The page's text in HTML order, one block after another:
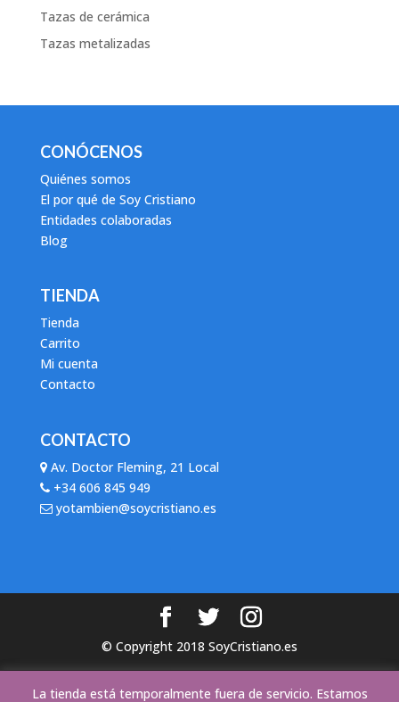
Tazas de cerámica
Tazas metalizadas
CONÓCENOS
Quiénes somos
El por qué de Soy Cristiano
Entidades colaboradas
Blog
TIENDA
Tienda
Carrito
Mi cuenta
Contacto
CONTACTO
Av. Doctor Fleming, 21 Local
+34 606 845 949
yotambien@soycristiano.es
© Copyright 2018 SoyCristiano.es
Este sitio web utiliza cookies para mejorar la experiencia del
La tienda está temporalmente fuera de servicio. Estamos